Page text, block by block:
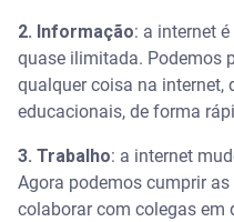
2. Informação: a internet
quase ilimitada. Podemos
qualquer coisa na internet,
educacionais, de forma
3. Trabalho: a internet
Agora podemos cumprir
colaborar com colegas em